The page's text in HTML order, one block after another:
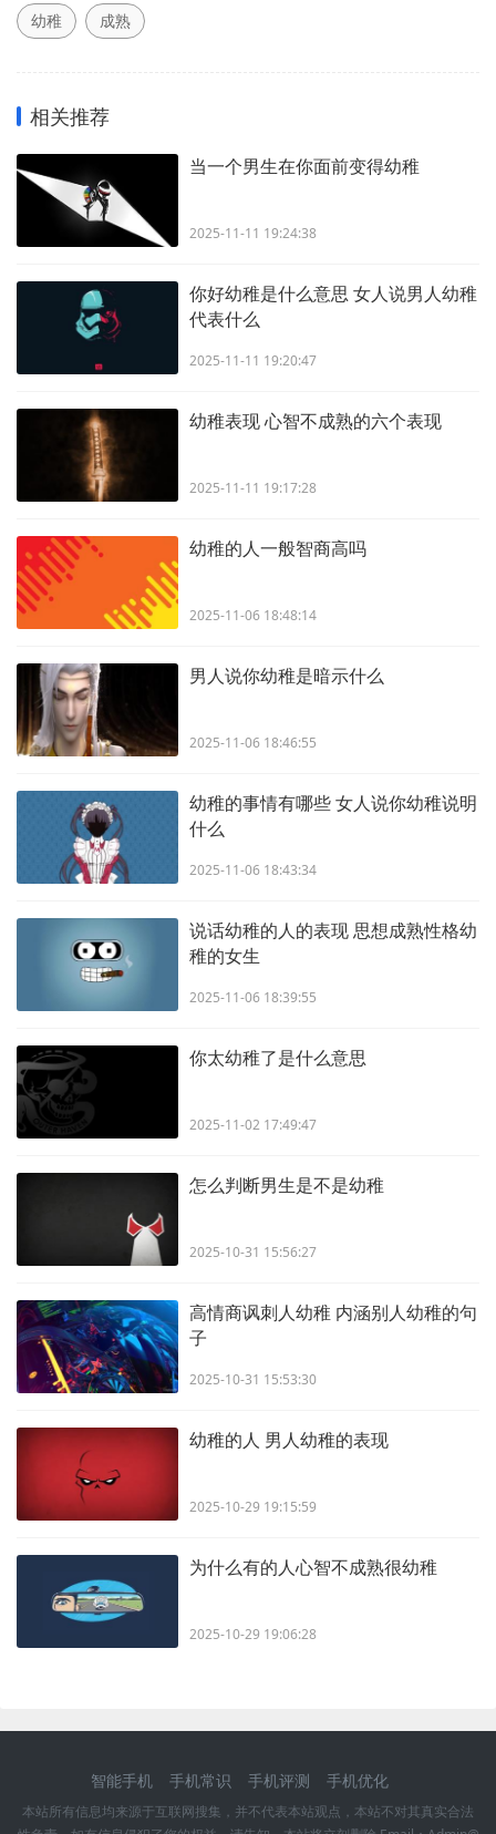
幼稚 成熟
相关推荐
当一个男生在你面前变得幼稚
2025-11-11 19:24:38
你好幼稚是什么意思 女人说男人幼稚
代表什么
2025-11-11 19:20:47
幼稚表现 心智不成熟的六个表现
2025-11-11 19:17:28
幼稚的人一般智商高吗
2025-11-06 18:48:14
男人说你幼稚是暗示什么
2025-11-06 18:46:55
幼稚的事情有哪些 女人说你幼稚说明
什么
2025-11-06 18:43:34
说话幼稚的人的表现 思想成熟性格幼
稚的女生
2025-11-06 18:39:55
你太幼稚了是什么意思
2025-11-02 17:49:47
怎么判断男生是不是幼稚
2025-10-31 15:56:27
高情商讽刺人幼稚 内涵别人幼稚的句
子
2025-10-31 15:53:30
幼稚的人 男人幼稚的表现
2025-10-29 19:15:59
为什么有的人心智不成熟很幼稚
2025-10-29 19:06:28
智能手机 手机常识 手机评测 手机优化
本站所有信息均来源于互联网搜集，并不代表本站观点，本站不对其真实合法